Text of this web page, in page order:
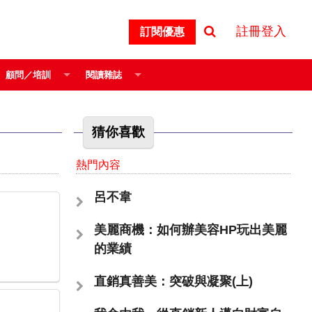
訂閱優惠 註冊登入
顧問／培訓 閱讀雜誌
猜你喜歡
熱門內容
呂不韋
美麗商機：如何辦美容HP玩出美麗
的業績
直銷真善美：突破與凝聚(上)